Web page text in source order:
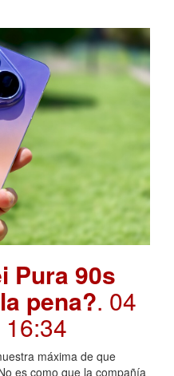
Pura 90s
pena?. 04
máxima de que
es como que la compañía